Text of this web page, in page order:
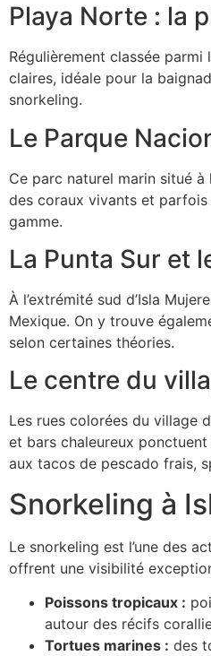
Playa Norte : la
Régulièrement classée
claires, idéale pour la
snorkeling.
Le Parque
Ce parc naturel marin situé
des coraux vivants et parfois
gamme.
La Punta Sur et
À l’extrémité sud d’Isla
Mexique. On y trouve
selon certaines théories.
Le centre du
Les rues colorées du village
et bars chaleureux
aux tacos de pescado frais,
Snorkeling à
Le snorkeling est l’une des
offrent une visibilité
Poissons tropicaux :
autour des récifs
Tortues marines : des